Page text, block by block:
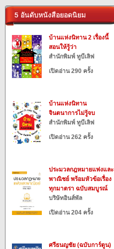
5 อันดับหนังสือยอดนิยม
บ้านแห่งนิทาน 2 เรื่องนี้
สอนให้รู้ว่า
สำนักพิมพ์ ทูบีเลิฟ
เปิดอ่าน 290 ครั้ง
บ้านแห่งนิทาน
จินตนาการไม่รู้จบ
สำนักพิมพ์ ทูบีเลิฟ
เปิดอ่าน 262 ครั้ง
ประมวลกฎหมายแพ่งและ
พาณิชย์ พร้อมหัวข้อเรื่อง
ทุกมาตรา ฉบับสมบูรณ์
บริษัทอินส์พัล
เปิดอ่าน 204 ครั้ง
ศรีธนญชัย (ฉบับการ์ตูน)